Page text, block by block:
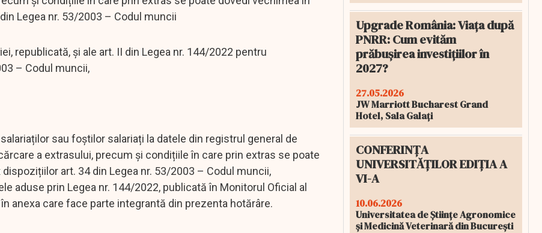
Legea nr. 53/2003 – Codul muncii
republicată, și ale art. II din Legea nr. 144/2022 pentru
– Codul muncii,
sau foștilor salariați la datele din registrul general de
a extrasului, precum și condițiile în care prin extras se poate
art. 34 din Legea nr. 53/2003 – Codul muncii,
aduse prin Legea nr. 144/2022, publicată în Monitorul Oficial al
anexa care face parte integrantă din prezenta hotărâre.
Upgrade România: Viața după
PNRR: Cum evităm
prăbușirea investițiilor în
2027?
27.05.2026
JW Marriott Bucharest Grand
Hotel, Sala Galați
CONFERINȚA
UNIVERSITĂȚILOR EDIȚIA A
VI-A
10.06.2026
Universitatea de Științe Agronomice
și Medicină Veterinară din București